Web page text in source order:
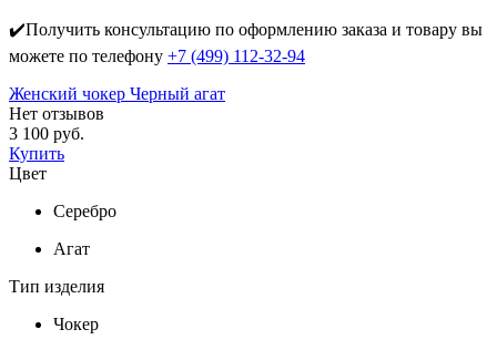
✔️Получить консультацию по оформлению заказа и товару вы
можете по телефону +7 (499) 112-32-94
Женский чокер Черный агат
Нет отзывов
3 100 руб.
Купить
Цвет
Серебро
Агат
Тип изделия
Чокер